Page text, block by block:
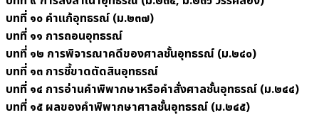
บทที่ ๑๐ คำแก้อุทธรณ์ (ม.๒๓๗)
บทที่ ๑๑ การถอนอุทธรณ์
บทที่ ๑๒ การพิจารณาคดีของศาลชั้นอุทธรณ์ (ม.๒๔๐)
บทที่ ๑๓ การชี้ขาดตัดสินอุทธรณ์
บทที่ ๑๔ การอ่านคำพิพากษาหรือคำสั่งศาลชั้นอุทธรณ์ (ม.๒๔๔)
บทที่ ๑๕ ผลของคำพิพากษาศาลชั้นอุทธรณ์ (ม.๒๔๕)